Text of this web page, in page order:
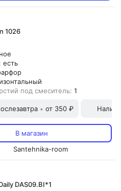
1026
есть
под смеситель: 1
• от 350 ₽
В магазин
Santehnika-room
DAS09.BI*1